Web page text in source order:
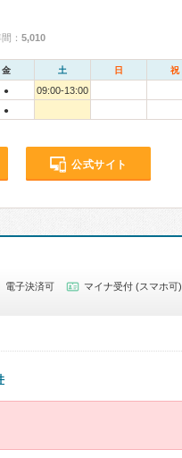
： 5,010
金 土 日 祝
●
09:00-13:00
●
公式サイト
電子決済可
マイナ受付 (スマホ可)